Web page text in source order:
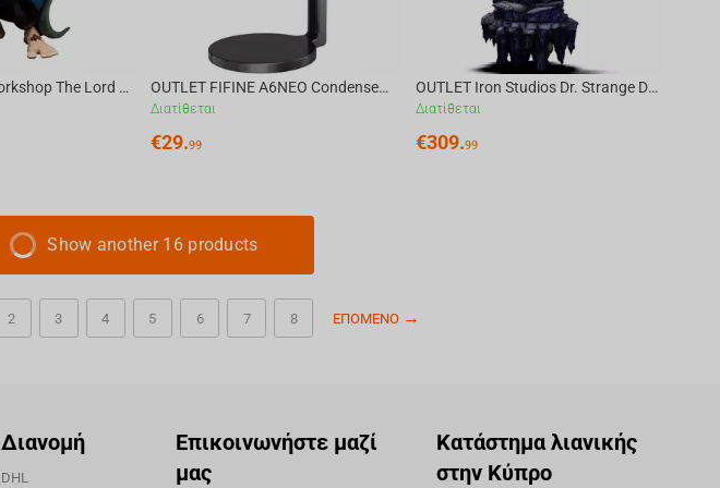
OUTLET Weta Workshop The Lord of the Rings - Pippin Figure Mini Epics OUTLET FIFINE A6NEO Condenser RGB USB Microphone, Black
Διατίθεται
€29.99
OUTLET Iron Studios Dr. Strange Deluxe - Infinity Gauntlet Diorama Statue BDS Art Sc...
Διατίθεται
€309.99
Show another 16 products
2 3 4 5 6 7 8 ΕΠΌΜΕΝΟ
Διανομή
DHL
Επικοινωνήστε μαζί
μας
Κατάστημα λιανικής
στην Κύπρο